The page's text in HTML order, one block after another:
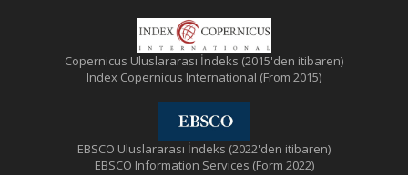
Copernicus Uluslararası İndeks (2015'den itibaren)
Index Copernicus International (From 2015)
EBSCO Uluslararası İndeks (2022'den itibaren)
EBSCO Information Services (Form 2022)